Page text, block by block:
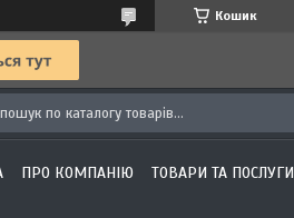
Кошик
ПРО КОМПАНІЮ ТОВАРИ ТА ПОСЛУГИ